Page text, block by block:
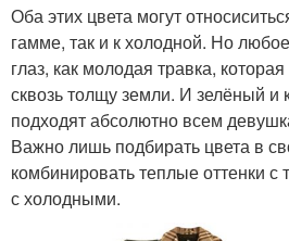
Оба этих цвета могут
гамме, так и к холодной. Но
глаз, как молодая травка,
сквозь толщу земли. И зелёный и
подходят абсолютно всем
Важно лишь подбирать цвета в
комбинировать теплые оттенки
с холодными.